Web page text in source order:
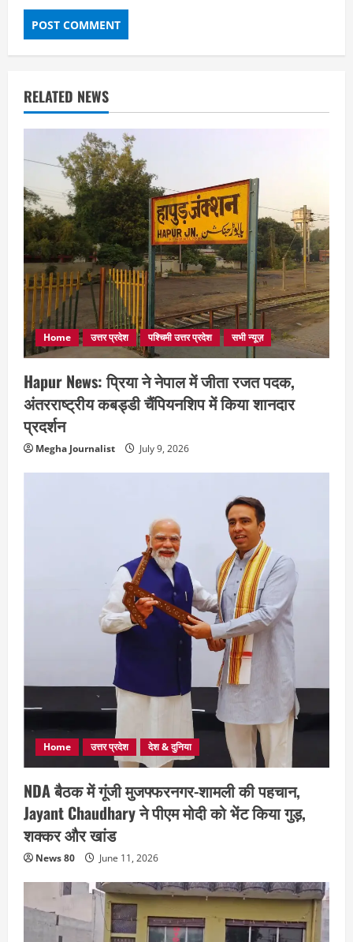
RELATED NEWS
Home उत्तर प्रदेश पश्चिमी उत्तर प्रदेश सभी न्यूज़
Hapur News: प्रिया ने नेपाल में जीता रजत पदक,
अंतरराष्ट्रीय कबड्डी चैंपियनशिप में किया शानदार
प्रदर्शन
Megha Journalist July 9, 2026
Home उत्तर प्रदेश देश & दुनिया
NDA बैठक में गूंजी मुजफ्फरनगर-शामली की पहचान,
Jayant Chaudhary ने पीएम मोदी को भेंट किया गुड़,
शक्कर और खांड
News 80 June 11, 2026